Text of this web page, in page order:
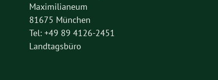
Maximilianeum
81675 München
Tel: +49 89 4126-2451
Landtagsbüro